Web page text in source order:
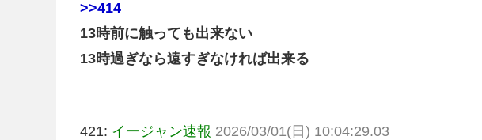
>>414
13時前に触っても出来ない
13時過ぎなら遠すぎなければ出来る
421: イージャン速報 2026/03/01(日) 10:04:29.03